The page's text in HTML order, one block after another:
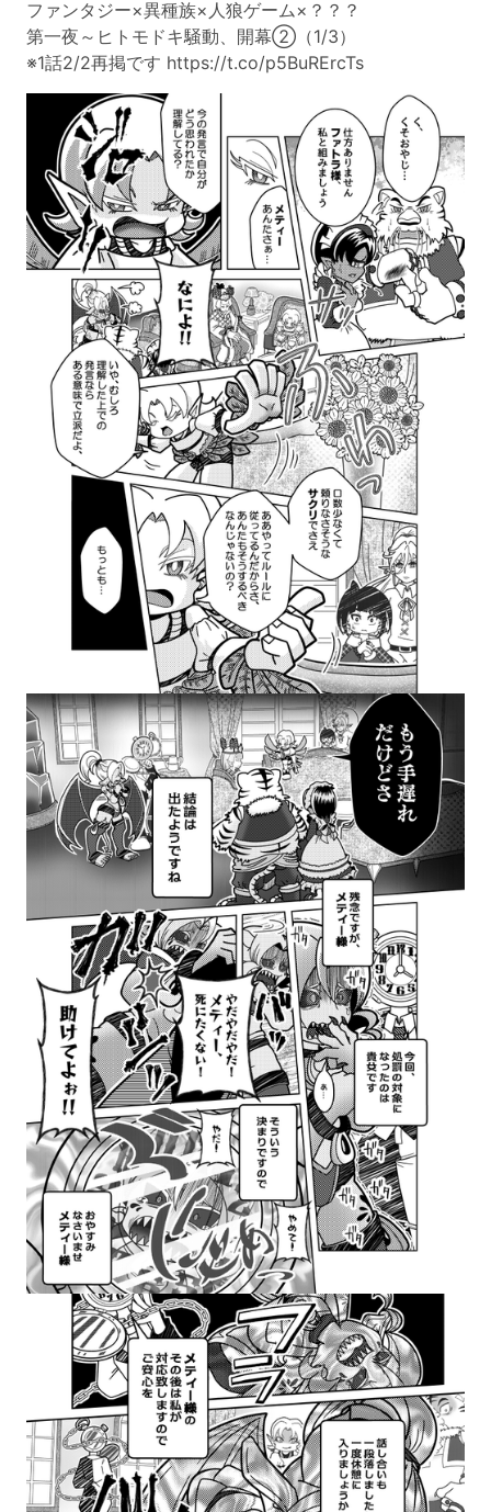
ファンタジー×異種族×人狼ゲーム×？？？
第一夜～ヒトモドキ騒動、開幕②（1/3）
※1話2/2再掲です https://t.co/p5BuRErcTs